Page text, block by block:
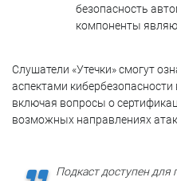
безопасность
компоненты
Слушатели «Утечки» смогут
аспектами
включая вопросы о
возможных направлениях
Подкаст доступен